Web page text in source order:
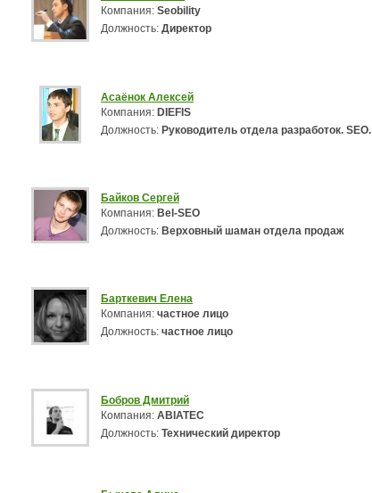
Компания: Seobility
Должность: Директор
Асаёнок Алексей
Компания: DIEFIS
Должность: Руководитель отдела разработок. SEO.
Байков Сергей
Компания: Bel-SEO
Должность: Верховный шаман отдела продаж
Барткевич Елена
Компания: частное лицо
Должность: частное лицо
Бобров Дмитрий
Компания: ABIATEC
Должность: Технический директор